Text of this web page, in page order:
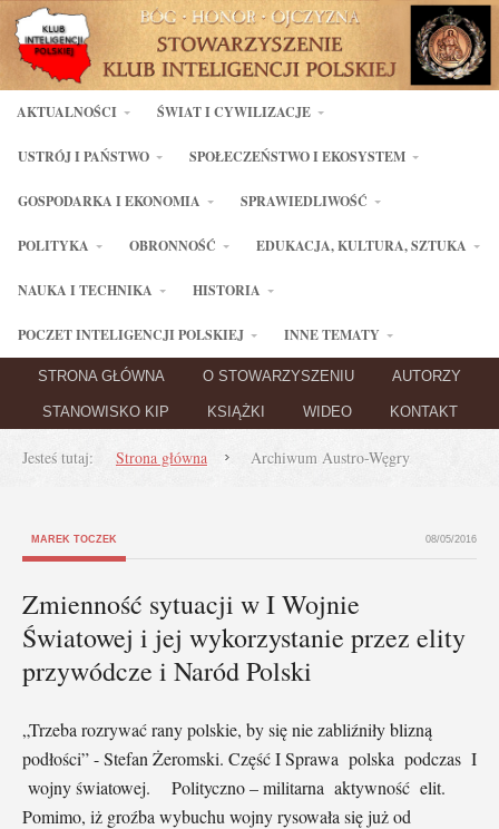
AKTUALNOŚCI ŚWIAT I CYWILIZACJE
USTRÓJ I PAŃSTWO SPOŁECZEŃSTWO I EKOSYSTEM
GOSPODARKA I EKONOMIA SPRAWIEDLIWOŚĆ
POLITYKA OBRONNOŚĆ EDUKACJA, KULTURA, SZTUKA
NAUKA I TECHNIKA HISTORIA
POCZET INTELIGENCJI POLSKIEJ INNE TEMATY
STRONA GŁÓWNA O STOWARZYSZENIU AUTORZY
STANOWISKO KIP KSIĄŻKI WIDEO KONTAKT
Jesteś tutaj: Strona główna Archiwum Austro-Węgry
MAREK TOCZEK 08/05/2016
Zmienność sytuacji w I Wojnie
Światowej i jej wykorzystanie przez elity
przywódcze i Naród Polski
„Trzeba rozrywać rany polskie, by się nie zabliźniły blizną
podłości” - Stefan Żeromski. Część I Sprawa polska podczas I
wojny światowej. Polityczno – militarna aktywność elit.
Pomimo, iż groźba wybuchu wojny rysowała się już od